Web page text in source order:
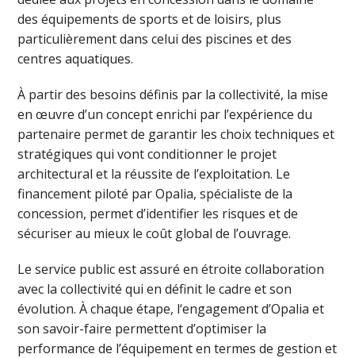
des équipements de sports et de loisirs, plus
particulièrement dans celui des piscines et des
centres aquatiques.
À partir des besoins définis par la collectivité, la mise
en œuvre d’un concept enrichi par l’expérience du
partenaire permet de garantir les choix techniques et
stratégiques qui vont conditionner le projet
architectural et la réussite de l’exploitation. Le
financement piloté par Opalia, spécialiste de la
concession, permet d’identifier les risques et de
sécuriser au mieux le coût global de l’ouvrage.
Le service public est assuré en étroite collaboration
avec la collectivité qui en définit le cadre et son
évolution. À chaque étape, l‘engagement d’Opalia et
son savoir-faire permettent d’optimiser la
performance de l’équipement en termes de gestion et